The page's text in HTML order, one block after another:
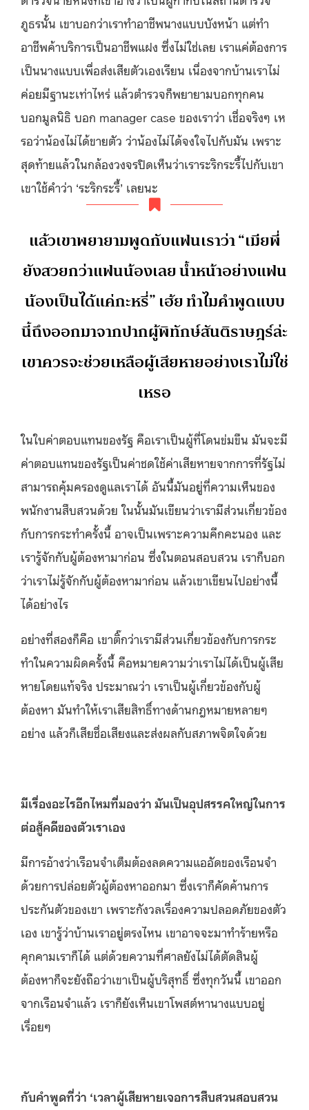
ภูธรนั้น เขาบอกว่าเราทำอาชีพนางแบบบังหน้า แต่ทำ
อาชีพค้าบริการเป็นอาชีพแฝง ซึ่งไม่ใช่เลย เราแค่ต้องการ
เป็นนางแบบเพื่อส่งเสียตัวเองเรียน เนื่องจากบ้านเราไม่
ค่อยมีฐานะเท่าไหร่ แล้วตำรวจก็พยายามบอกทุกคน
บอกมูลนิธิ บอก manager case ของเราว่า เชื่อจริงๆ เห
รอว่าน้องไม่ได้ขายตัว ว่าน้องไม่ได้จงใจไปกับมัน เพราะ
สุดท้ายแล้วในกล้องวงจรปิดเห็นว่าเราระริกระรี้ไปกับเขา
เขาใช้คำว่า ‘ระริกระรี้’ เลยนะ
แล้วเขาพยายามพูดกับแฟนเราว่า “เมียพี่
ยังสวยกว่าแฟนน้องเลย น้ำหน้าอย่างแฟน
น้องเป็นได้แค่กะหรี่” เฮ้ย ทำไมคำพูดแบบ
นี้ถึงออกมาจากปากผู้พิทักษ์สันติราษฎร์ล่ะ
เขาควรจะช่วยเหลือผู้เสียหายอย่างเราไม่ใช่
เหรอ
ในใบค่าตอบแทนของรัฐ คือเราเป็นผู้ที่โดนข่มขืน มันจะมี
ค่าตอบแทนของรัฐเป็นค่าชดใช้ค่าเสียหายจากการที่รัฐไม่
สามารถคุ้มครองดูแลเราได้ อันนี้มันอยู่ที่ความเห็นของ
พนักงานสืบสวนด้วย ในนั้นมันเขียนว่าเรามีส่วนเกี่ยวข้อง
กับการกระทำครั้งนี้ อาจเป็นเพราะความคึกคะนอง และ
เรารู้จักกับผู้ต้องหามาก่อน ซึ่งในตอนสอบสวน เราก็บอก
ว่าเราไม่รู้จักกับผู้ต้องหามาก่อน แล้วเขาเขียนไปอย่างนี้
ได้อย่างไร
อย่างที่สองก็คือ เขาติ๊กว่าเรามีส่วนเกี่ยวข้องกับการกระ
ทำในความผิดครั้งนี้ คือหมายความว่าเราไม่ได้เป็นผู้เสีย
หายโดยแท้จริง ประมาณว่า เราเป็นผู้เกี่ยวข้องกับผู้
ต้องหา มันทำให้เราเสียสิทธิ์ทางด้านกฎหมายหลายๆ
อย่าง แล้วก็เสียชื่อเสียงและส่งผลกับสภาพจิตใจด้วย
มีเรื่องอะไรอีกไหมที่มองว่า มันเป็นอุปสรรคใหญ่ในการ
ต่อสู้คดีของตัวเราเอง
มีการอ้างว่าเรือนจำเต็มต้องลดความแออัดของเรือนจำ
ด้วยการปล่อยตัวผู้ต้องหาออกมา ซึ่งเราก็คัดค้านการ
ประกันตัวของเขา เพราะกังวลเรื่องความปลอดภัยของตัว
เอง เขารู้ว่าบ้านเราอยู่ตรงไหน เขาอาจจะมาทำร้ายหรือ
คุกคามเราก็ได้ แต่ด้วยความที่ศาลยังไม่ได้ตัดสินผู้
ต้องหาก็จะยังถือว่าเขาเป็นผู้บริสุทธิ์ ซึ่งทุกวันนี้ เขาออก
จากเรือนจำแล้ว เราก็ยังเห็นเขาโพสต์หานางแบบอยู่
เรื่อยๆ
กับคำพูดที่ว่า ‘เวลาผู้เสียหายเจอการสืบสวนสอบสวน